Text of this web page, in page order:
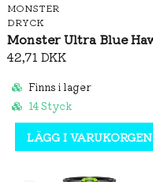
MONSTER
DRYCK
42,71 DKK
Finns i lager
14 Styck
LÄGG I VARUKORGEN